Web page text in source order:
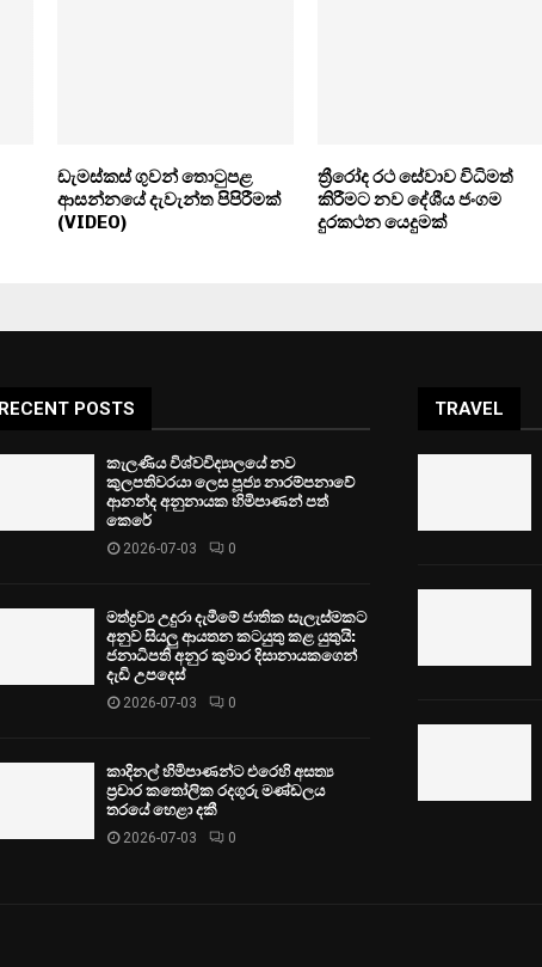
ඩැමස්කස් ගුවන් තොටුපළ
ආසන්නයේ දැවැන්ත පිපිරීමක්
(VIDEO)
ත්‍රීරෝද රථ සේවාව විධිමත්
කිරීමට නව දේශීය ජංගම
දුරකථන යෙදුමක්
RECENT POSTS
කැලණිය විශ්වවිද්‍යාලයේ නව
කුලපතිවරයා ලෙස පූජ්‍ය නාරම්පනාවේ
ආනන්ද අනුනායක හිමිපාණන් පත්
කෙරේ
2026-07-03 0
මත්ද්‍රව්‍ය උදුරා දැමීමේ ජාතික සැලැස්මකට
අනුව සියලු ආයතන කටයුතු කළ යුතුයි:
ජනාධිපති අනුර කුමාර දිසානායකගෙන්
දැඩි උපදෙස්
2026-07-03 0
කාදිනල් හිමිපාණන්ට එරෙහි අසත්‍ය
ප්‍රචාර කතෝලික රදගුරු මණ්ඩලය
තරයේ හෙළා දකී
2026-07-03 0
TRAVEL